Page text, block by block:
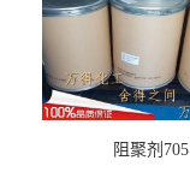
阻聚剂705